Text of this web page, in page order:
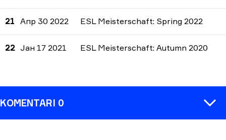
21 Апр 30 2022 ESL Meisterschaft: Spring 2022
22 Јан 17 2021 ESL Meisterschaft: Autumn 2020
KOMENTARI 0